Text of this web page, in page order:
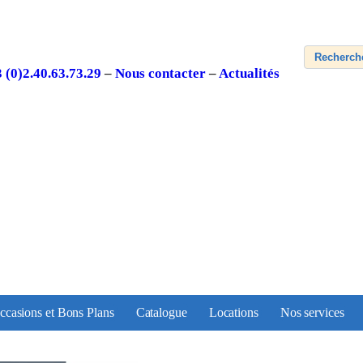
(0)2.40.63.73.29 –Nous contacter– Actualités
et Bons Plans Catalogue Locations Nos services